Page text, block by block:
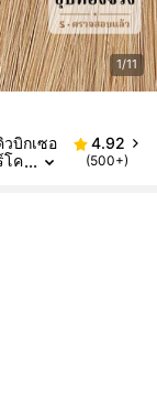
1/11
บิกเซอ
โค
4.92
(500+)